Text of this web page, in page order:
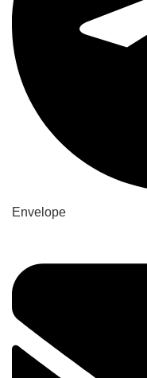
Envelope